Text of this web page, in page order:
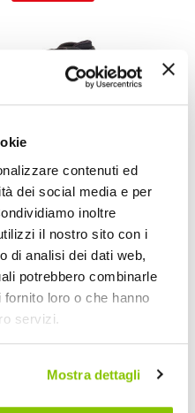
contenuti ed
dei social media e per
inoltre
il nostro sito con i
di analisi dei dati web,
potrebbero combinarle
loro o che hanno
servizi.
Mostra dettagli
Scarpa Sektor
125,95 € 109,95 € -13%
Spedizione gratuita!